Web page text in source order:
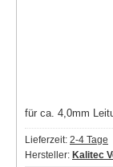
für ca. 4,0mm
Lieferzeit: 2-4 Tage
Hersteller: Kalitec